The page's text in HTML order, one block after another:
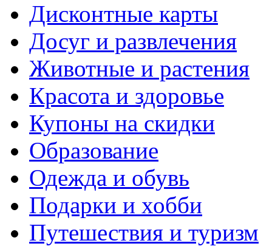
Дисконтные карты
Досуг и развлечения
Животные и растения
Красота и здоровье
Купоны на скидки
Образование
Одежда и обувь
Подарки и хобби
Путешествия и туризм